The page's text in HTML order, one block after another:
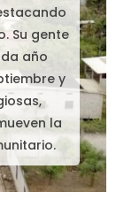
Su gente
año
y
la